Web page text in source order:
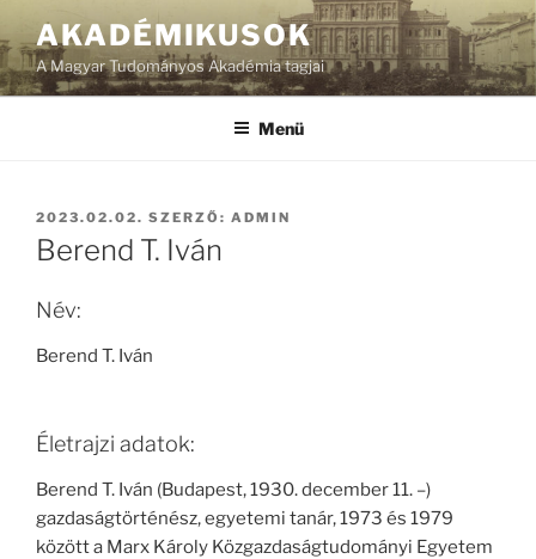
AKADÉMIKUSOK
A Magyar Tudományos Akadémia tagjai
Menü
BEKÜLDVE:
2023.02.02. SZERZŐ: ADMIN
Berend T. Iván
Név:
Berend T. Iván
Életrajzi adatok:
Berend T. Iván (Budapest, 1930. december 11. –)
gazdaságtörténész, egyetemi tanár, 1973 és 1979
között a Marx Károly Közgazdaságtudományi Egyetem